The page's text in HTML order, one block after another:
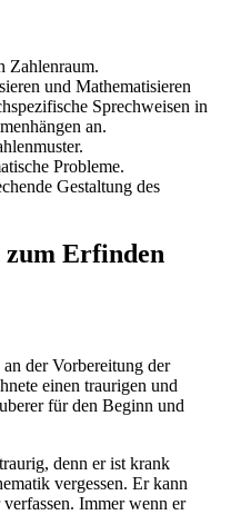
Zahlenraum.
und Mathematisieren
Sprechweisen in
an.
Probleme.
Gestaltung des
zum Erfinden
der Vorbereitung der
einen traurigen und
für den Beginn und
denn er ist krank
vergessen. Er kann
Immer wenn er